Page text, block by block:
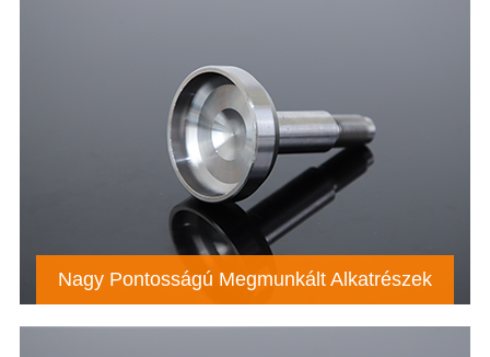
Nagy Pontosságú Megmunkált Alkatrészek